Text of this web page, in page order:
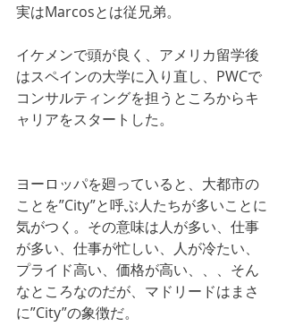
実はMarcosとは従兄弟。
イケメンで頭が良く、アメリカ留学後
はスペインの大学に入り直し、PWCで
コンサルティングを担うところからキ
ャリアをスタートした。
ヨーロッパを廻っていると、大都市の
ことを”City”と呼ぶ人たちが多いことに
気がつく。その意味は人が多い、仕事
が多い、仕事が忙しい、人が冷たい、
プライド高い、価格が高い、、、そん
なところなのだが、マドリードはまさ
に”City”の象徴だ。